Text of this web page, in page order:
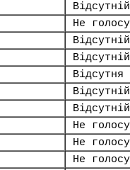
Відсутній
Не
Відсутній
Відсутній
Відсутня
Відсутній
Відсутній
Не
Не
Не